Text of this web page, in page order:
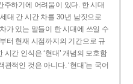
하기에 어려움이 있다. 한 시대
대 간 시간 차를 30년 남짓으로
가 있는 말들이 한 시대에 쓰일 수
터 현재 시점까지의 기간으로 규
간 인식은 ‘현대’ 개념의 모호함
적인 것은 아니다. ‘현대’는 국어